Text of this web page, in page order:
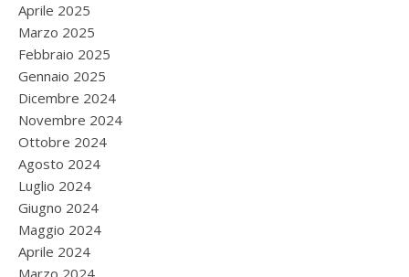
Aprile 2025
Marzo 2025
Febbraio 2025
Gennaio 2025
Dicembre 2024
Novembre 2024
Ottobre 2024
Agosto 2024
Luglio 2024
Giugno 2024
Maggio 2024
Aprile 2024
Marzo 2024